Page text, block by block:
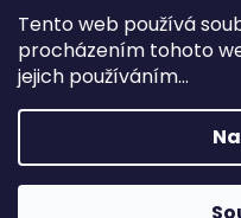
Tento web používá
procházením tohoto
jejich používáním...
Hledáte nejvýhodnější
pomocíregistrace